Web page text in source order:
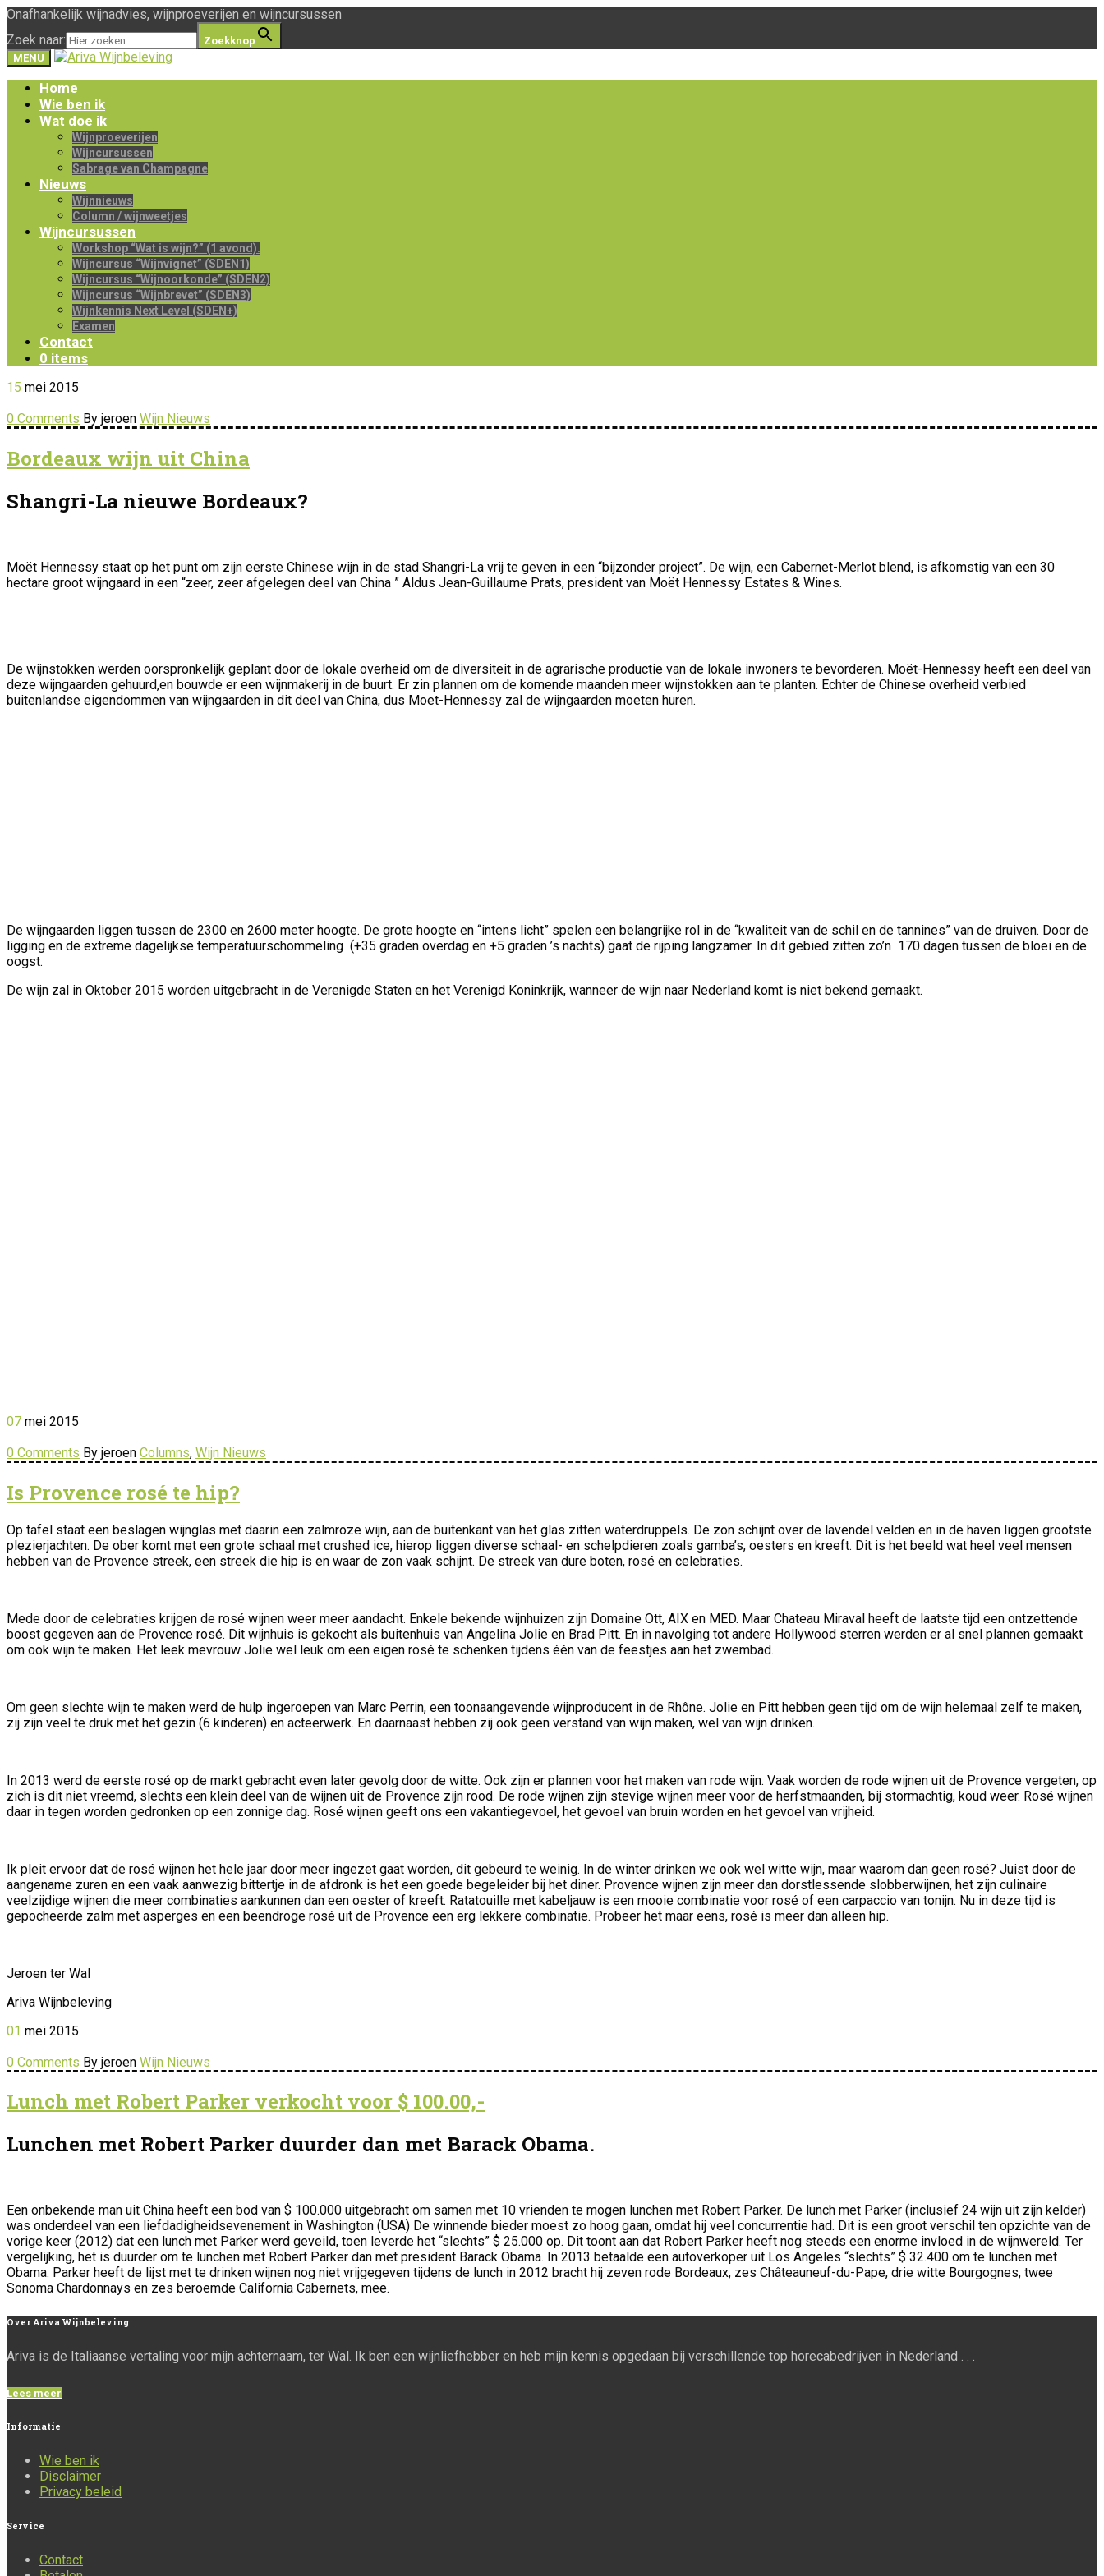
Onafhankelijk wijnadvies, wijnproeverijen en wijncursussen
Zoek naar:
Zoekknop
MENU
Home
Wie ben ik
Wat doe ik
Wijnproeverijen
Wijncursussen
Sabrage van Champagne
Nieuws
Wijnnieuws
Column / wijnweetjes
Wijncursussen
Workshop “Wat is wijn?” (1 avond).
Wijncursus “Wijnvignet” (SDEN1)
Wijncursus “Wijnoorkonde” (SDEN2)
Wijncursus “Wijnbrevet” (SDEN3)
Wijnkennis Next Level (SDEN+)
Examen
Contact
0 items
15 mei 2015
0 Comments By jeroen Wijn Nieuws
Bordeaux wijn uit China
Shangri-La nieuwe Bordeaux?
Moët Hennessy staat op het punt om zijn eerste Chinese wijn in de stad Shangri-La vrij te geven in een “bijzonder project”. De wijn, een Cabernet-Merlot blend, is afkomstig van een 30
hectare groot wijngaard in een “zeer, zeer afgelegen deel van China ” Aldus Jean-Guillaume Prats, president van Moët Hennessy Estates & Wines.
De wijnstokken werden oorspronkelijk geplant door de lokale overheid om de diversiteit in de agrarische productie van de lokale inwoners te bevorderen. Moët-Hennessy heeft een deel van
deze wijngaarden gehuurd,en bouwde er een wijnmakerij in de buurt. Er zin plannen om de komende maanden meer wijnstokken aan te planten. Echter de Chinese overheid verbied
buitenlandse eigendommen van wijngaarden in dit deel van China, dus Moet-Hennessy zal de wijngaarden moeten huren.
De wijngaarden liggen tussen de 2300 en 2600 meter hoogte. De grote hoogte en “intens licht” spelen een belangrijke rol in de “kwaliteit van de schil en de tannines” van de druiven. Door de
ligging en de extreme dagelijkse temperatuurschommeling (+35 graden overdag en +5 graden ’s nachts) gaat de rijping langzamer. In dit gebied zitten zo’n 170 dagen tussen de bloei en de
oogst.
De wijn zal in Oktober 2015 worden uitgebracht in de Verenigde Staten en het Verenigd Koninkrijk, wanneer de wijn naar Nederland komt is niet bekend gemaakt.
07 mei 2015
0 Comments By jeroen Columns, Wijn Nieuws
Is Provence rosé te hip?
Op tafel staat een beslagen wijnglas met daarin een zalmroze wijn, aan de buitenkant van het glas zitten waterdruppels. De zon schijnt over de lavendel velden en in de haven liggen grootste
plezierjachten. De ober komt met een grote schaal met crushed ice, hierop liggen diverse schaal- en schelpdieren zoals gamba’s, oesters en kreeft. Dit is het beeld wat heel veel mensen
hebben van de Provence streek, een streek die hip is en waar de zon vaak schijnt. De streek van dure boten, rosé en celebraties.
Mede door de celebraties krijgen de rosé wijnen weer meer aandacht. Enkele bekende wijnhuizen zijn Domaine Ott, AIX en MED. Maar Chateau Miraval heeft de laatste tijd een ontzettende
boost gegeven aan de Provence rosé. Dit wijnhuis is gekocht als buitenhuis van Angelina Jolie en Brad Pitt. En in navolging tot andere Hollywood sterren werden er al snel plannen gemaakt
om ook wijn te maken. Het leek mevrouw Jolie wel leuk om een eigen rosé te schenken tijdens één van de feestjes aan het zwembad.
Om geen slechte wijn te maken werd de hulp ingeroepen van Marc Perrin, een toonaangevende wijnproducent in de Rhône. Jolie en Pitt hebben geen tijd om de wijn helemaal zelf te maken,
zij zijn veel te druk met het gezin (6 kinderen) en acteerwerk. En daarnaast hebben zij ook geen verstand van wijn maken, wel van wijn drinken.
In 2013 werd de eerste rosé op de markt gebracht even later gevolg door de witte. Ook zijn er plannen voor het maken van rode wijn. Vaak worden de rode wijnen uit de Provence vergeten, op
zich is dit niet vreemd, slechts een klein deel van de wijnen uit de Provence zijn rood. De rode wijnen zijn stevige wijnen meer voor de herfstmaanden, bij stormachtig, koud weer. Rosé wijnen
daar in tegen worden gedronken op een zonnige dag. Rosé wijnen geeft ons een vakantiegevoel, het gevoel van bruin worden en het gevoel van vrijheid.
Ik pleit ervoor dat de rosé wijnen het hele jaar door meer ingezet gaat worden, dit gebeurd te weinig. In de winter drinken we ook wel witte wijn, maar waarom dan geen rosé? Juist door de
aangename zuren en een vaak aanwezig bittertje in de afdronk is het een goede begeleider bij het diner. Provence wijnen zijn meer dan dorstlessende slobberwijnen, het zijn culinaire
veelzijdige wijnen die meer combinaties aankunnen dan een oester of kreeft. Ratatouille met kabeljauw is een mooie combinatie voor rosé of een carpaccio van tonijn. Nu in deze tijd is
gepocheerde zalm met asperges en een beendroge rosé uit de Provence een erg lekkere combinatie. Probeer het maar eens, rosé is meer dan alleen hip.
Jeroen ter Wal
Ariva Wijnbeleving
01 mei 2015
0 Comments By jeroen Wijn Nieuws
Lunch met Robert Parker verkocht voor $ 100.00,-
Lunchen met Robert Parker duurder dan met Barack Obama.
Een onbekende man uit China heeft een bod van $ 100.000 uitgebracht om samen met 10 vrienden te mogen lunchen met Robert Parker. De lunch met Parker (inclusief 24 wijn uit zijn kelder)
was onderdeel van een liefdadigheidsevenement in Washington (USA) De winnende bieder moest zo hoog gaan, omdat hij veel concurrentie had. Dit is een groot verschil ten opzichte van de
vorige keer (2012) dat een lunch met Parker werd geveild, toen leverde het “slechts” $ 25.000 op. Dit toont aan dat Robert Parker heeft nog steeds een enorme invloed in de wijnwereld. Ter
vergelijking, het is duurder om te lunchen met Robert Parker dan met president Barack Obama. In 2013 betaalde een autoverkoper uit Los Angeles “slechts” $ 32.400 om te lunchen met
Obama. Parker heeft de lijst met te drinken wijnen nog niet vrijgegeven tijdens de lunch in 2012 bracht hij zeven rode Bordeaux, zes Châteauneuf-du-Pape, drie witte Bourgognes, twee
Sonoma Chardonnays en zes beroemde California Cabernets, mee.
Over Ariva Wijnbeleving
Ariva is de Italiaanse vertaling voor mijn achternaam, ter Wal. Ik ben een wijnliefhebber en heb mijn kennis opgedaan bij verschillende top horecabedrijven in Nederland . . .
Lees meer
Informatie
Wie ben ik
Disclaimer
Privacy beleid
Service
Contact